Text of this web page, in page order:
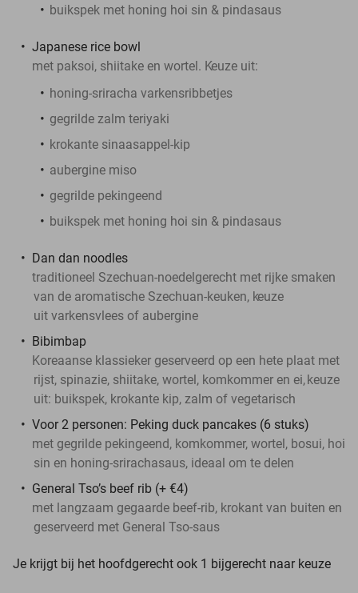
buikspek met honing hoi sin & pindasaus
Japanese rice bowl
met paksoi, shiitake en wortel. Keuze uit:
honing-sriracha varkensribbetjes
gegrilde zalm teriyaki
krokante sinaasappel-kip
aubergine miso
gegrilde pekingeend
buikspek met honing hoi sin & pindasaus
Dan dan noodles
traditioneel Szechuan-noedelgerecht met rijke smaken
van de aromatische Szechuan-keuken, keuze
uit varkensvlees of aubergine
Bibimbap
Koreaanse klassieker geserveerd op een hete plaat met
rijst, spinazie, shiitake, wortel, komkommer en ei,keuze
uit: buikspek, krokante kip, zalm of vegetarisch
Voor 2 personen: Peking duck pancakes (6 stuks)
met gegrilde pekingeend, komkommer, wortel, bosui, hoi
sin en honing-srirachasaus, ideaal om te delen
General Tso’s beef rib (+ €4)
met langzaam gegaarde beef-rib, krokant van buiten en
geserveerd met General Tso-saus
Je krijgt bij het hoofdgerecht ook 1 bijgerecht naar keuze